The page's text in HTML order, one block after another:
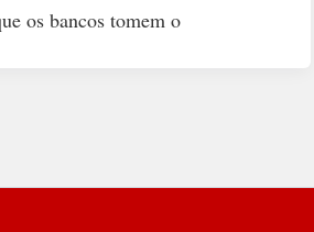
os bancos tomem o